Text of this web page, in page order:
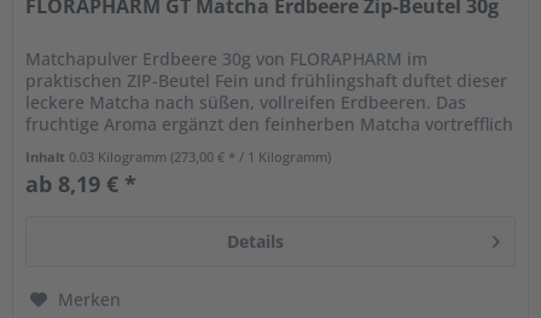
FLORAPHARM GT Matcha Erdbeere Zip-Beutel 30g
Matchapulver Erdbeere 30g von FLORAPHARM im
praktischen ZIP-Beutel Fein und frühlingshaft duftet dieser
leckere Matcha nach süßen, vollreifen Erdbeeren. Das
fruchtige Aroma ergänzt den feinherben Matcha vortrefflich
Inhalt 0.03 Kilogramm(273,00 € * / 1 Kilogramm)
ab 8,19 € *
Details
Merken